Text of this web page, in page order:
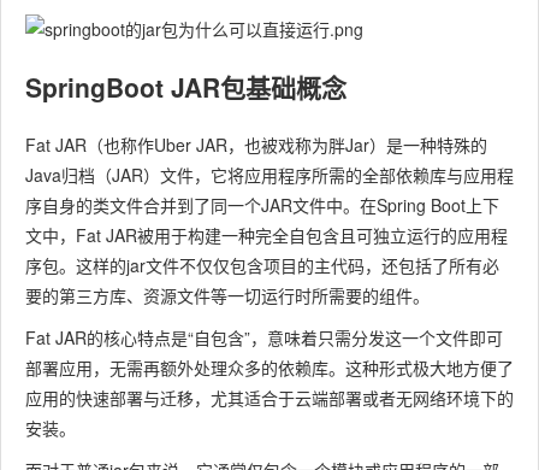
SpringBoot JAR包基础概念
Fat JAR（也称作Uber JAR，也被戏称为胖Jar）是一种特殊的
Java归档（JAR）文件，它将应用程序所需的全部依赖库与应用程
序自身的类文件合并到了同一个JAR文件中。在Spring Boot上下
文中，Fat JAR被用于构建一种完全自包含且可独立运行的应用程
序包。这样的jar文件不仅仅包含项目的主代码，还包括了所有必
要的第三方库、资源文件等一切运行时所需要的组件。
Fat JAR的核心特点是“自包含”，意味着只需分发这一个文件即可
部署应用，无需再额外处理众多的依赖库。这种形式极大地方便了
应用的快速部署与迁移，尤其适合于云端部署或者无网络环境下的
安装。